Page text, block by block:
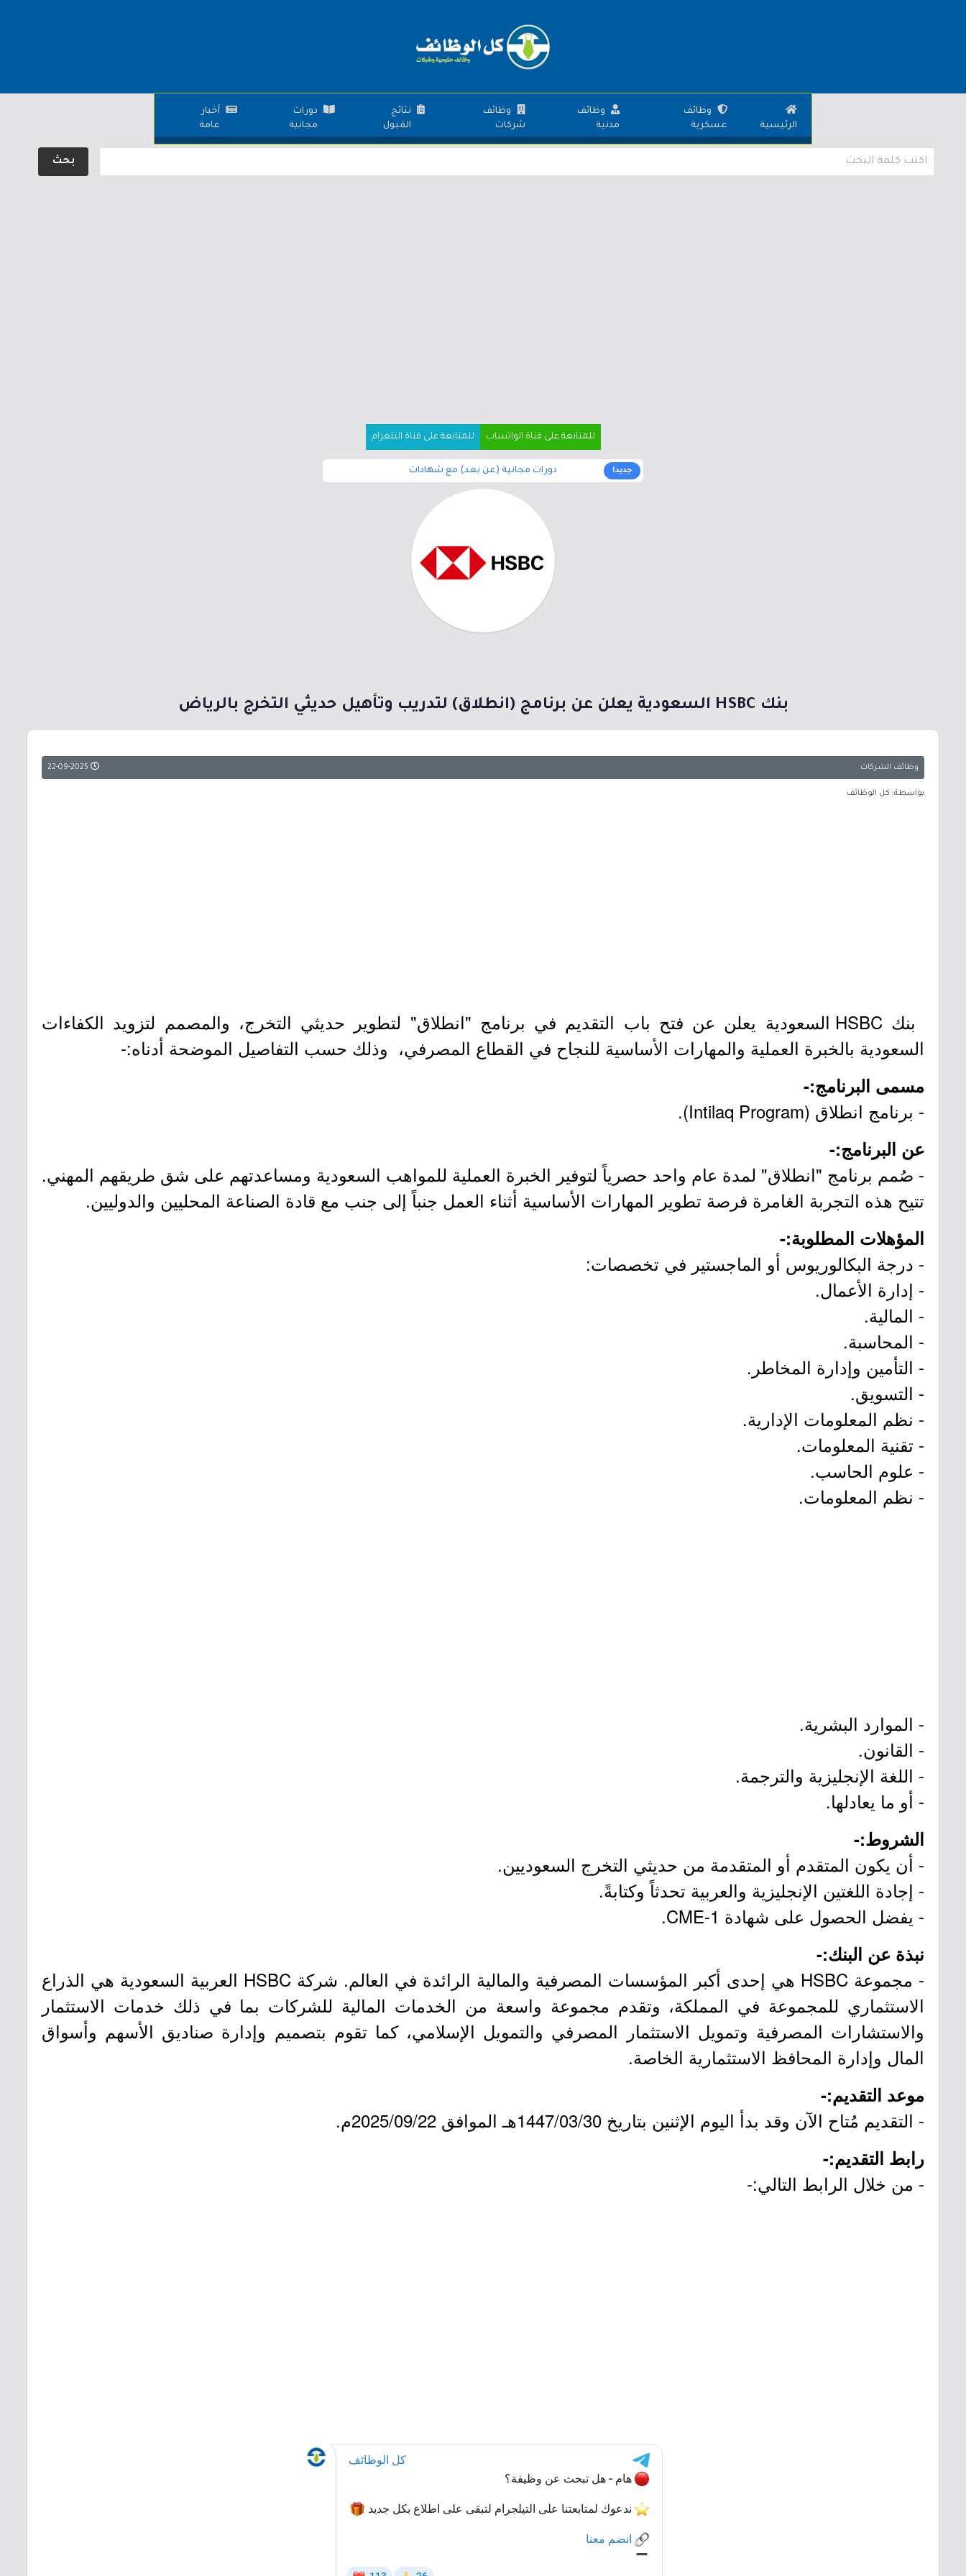
الرئيسية
وظائف
عسكرية
وظائف
مدنية
وظائف
شركات
نتائج
القبول
دورات
مجانية
أخبار
عامة
بحث
للمتابعة على قناة الواتساب للمتابعة على قناة التلغرام
جديد! دورات مجانية (عن بعد) مع شهادات
بنك HSBC السعودية يعلن عن برنامج (انطلاق) لتدريب وتأهيل حديثي التخرج بالرياض
وظائف الشركات
بواسطة: كل الوظائف
بنك HSBC السعودية يعلن عن فتح باب التقديم في برنامج "انطلاق" لتطوير حديثي التخرج، والمصمم لتزويد الكفاءات
السعودية بالخبرة العملية والمهارات الأساسية للنجاح في القطاع المصرفي، وذلك حسب التفاصيل الموضحة أدناه:-
مسمى البرنامج:-
- برنامج انطلاق (Intilaq Program).
عن البرنامج:-
- صُمم برنامج "انطلاق" لمدة عام واحد حصرياً لتوفير الخبرة العملية للمواهب السعودية ومساعدتهم على شق طريقهم المهني.
تتيح هذه التجربة الغامرة فرصة تطوير المهارات الأساسية أثناء العمل جنباً إلى جنب مع قادة الصناعة المحليين والدوليين.
المؤهلات المطلوبة:-
- درجة البكالوريوس أو الماجستير في تخصصات:
- إدارة الأعمال.
- المالية.
- المحاسبة.
- التأمين وإدارة المخاطر.
- التسويق.
- نظم المعلومات الإدارية.
- تقنية المعلومات.
- علوم الحاسب.
- نظم المعلومات.
- الموارد البشرية.
- القانون.
- اللغة الإنجليزية والترجمة.
- أو ما يعادلها.
الشروط:-
- أن يكون المتقدم أو المتقدمة من حديثي التخرج السعوديين.
- إجادة اللغتين الإنجليزية والعربية تحدثاً وكتابةً.
- يفضل الحصول على شهادة CME-1.
نبذة عن البنك:-
- مجموعة HSBC هي إحدى أكبر المؤسسات المصرفية والمالية الرائدة في العالم. شركة HSBC العربية السعودية هي الذراع
الاستثماري للمجموعة في المملكة، وتقدم مجموعة واسعة من الخدمات المالية للشركات بما في ذلك خدمات الاستثمار
والاستشارات المصرفية وتمويل الاستثمار المصرفي والتمويل الإسلامي، كما تقوم بتصميم وإدارة صناديق الأسهم وأسواق
المال وإدارة المحافظ الاستثمارية الخاصة.
موعد التقديم:-
- التقديم مُتاح الآن وقد بدأ اليوم الإثنين بتاريخ 1447/03/30هـ الموافق 2025/09/22م.
رابط التقديم:-
- من خلال الرابط التالي:-